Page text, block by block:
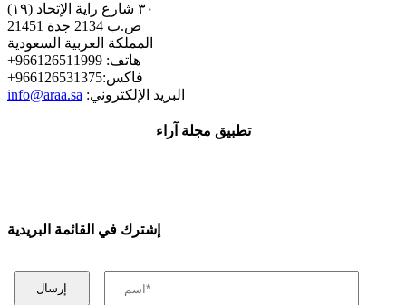
٣٠ شارع راية الإتحاد (١٩)
ص.ب 2134 جدة 21451
المملكة العربية السعودية
+هاتف: 966126511999
+فاكس:966126531375
info@araa.sa :البريد الإلكتروني
تطبيق مجلة آراء
إشترك في القائمة البريدية